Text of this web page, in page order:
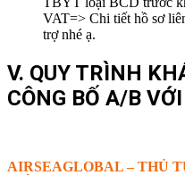
VAT=> Chi tiết hồ sơ
trợ nhé ạ.
V. QUY TRÌNH
CÔNG BỐ A/B
AIRSEAGLOBAL – THỦ